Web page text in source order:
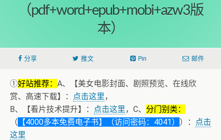
（pdf+word+epub+mobi+azw3版
本）
分享 推文 Pin 邮件
①好站推荐： A、【美女电影封面、剧照预览、在线欣
赏、高速下载】：
点击这里，
B、【看片技术提升】：
点击这里，C、 分门别类：
（ 【4000多本免费电子书】（访问密码：4041） ）：
点击
这里